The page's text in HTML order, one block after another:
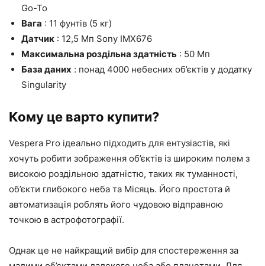
Go-To
Вага : 11 фунтів (5 кг)
Датчик : 12,5 Мп Sony IMX676
Максимальна роздільна здатність : 50 Мп
База даних : понад 4000 небесних об’єктів у додатку
Singularity
Кому це варто купити?
Vespera Pro ідеально підходить для ентузіастів, які
хочуть робити зображення об’єктів із широким полем з
високою роздільною здатністю, таких як туманності,
об’єкти глибокого неба та Місяць. Його простота й
автоматизація роблять його чудовою відправною
точкою в астрофотографії.
Однак це не найкращий вибір для спостереження за